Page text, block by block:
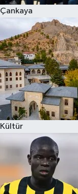
Çankaya
Kültür